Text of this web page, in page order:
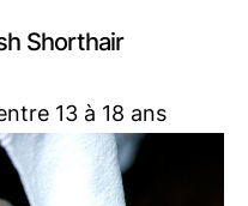
Shorthair
13 à 18 ans